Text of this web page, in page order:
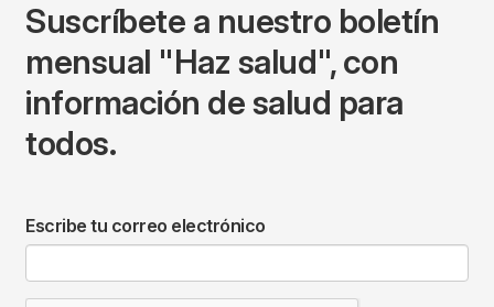
Suscríbete a nuestro boletín
mensual "Haz salud", con
información de salud para
todos.
Escribe tu correo electrónico